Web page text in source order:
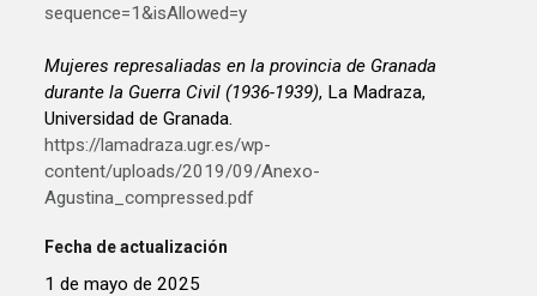
sequence=1&isAllowed=y
Mujeres represaliadas en la provincia de Granada
durante la Guerra Civil (1936-1939), La Madraza,
Universidad de Granada.
https://lamadraza.ugr.es/wp-
content/uploads/2019/09/Anexo-
Agustina_compressed.pdf
Fecha de actualización
1 de mayo de 2025